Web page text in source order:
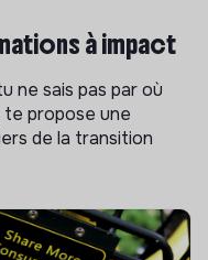
à impact
ne sais pas par où
te propose une
de la transition